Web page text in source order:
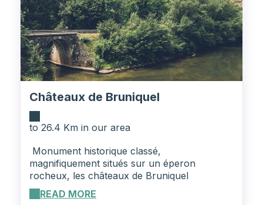
Châteaux de Bruniquel
to 26.4 Km in our area
Monument historique classé,
magnifiquement situés sur un éperon
rocheux, les châteaux de Bruniquel
surveillent les vallées de l'Aveyron et de la
Vère. Bruniquel, classé parmi les "plus beaux
READ MORE